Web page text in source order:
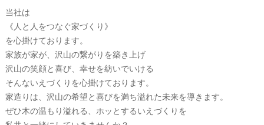
当社は
《人と人をつなぐ家づくり》
を心掛けております。
家族が家が、沢山の繋がりを築き上げ
沢山の笑顔と喜び、幸せを紡いでいける
そんないえづくりを心掛けております。
家造りは、沢山の希望と喜びを満ち溢れた未来を導きます。
ぜひ木の温もり溢れる、ホッとするいえづくりを